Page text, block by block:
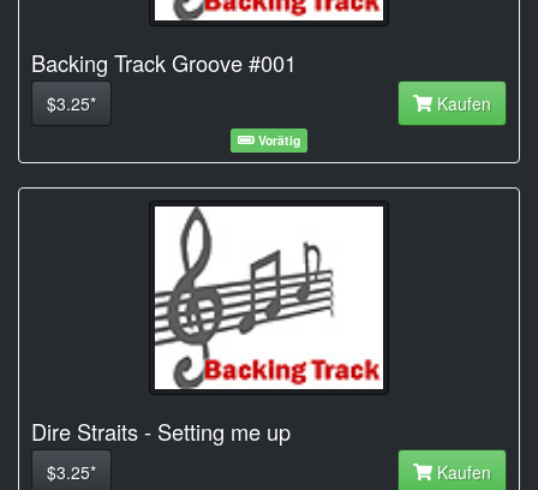
Backing Track Groove #001
$3.25* Kaufen
Vorätig
Dire Straits - Setting me up
$3.25* Kaufen